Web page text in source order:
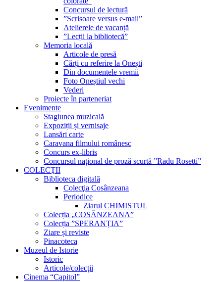
Concursul de lectură
”Scrisoare versus e-mail”
Atelierele de vacanță
”Lecții la bibliotecă”
Memoria locală
Articole de presă
Cărți cu referire la Onești
Din documentele vremii
Foto Oneștiul vechi
Vederi
Proiecte în parteneriat
Evenimente
Stagiunea muzicală
Expoziții și vernisaje
Lansări carte
Caravana filmului românesc
Concurs ex-libris
Concursul național de proză scurtă ”Radu Rosetti”
COLECŢII
Biblioteca digitală
Colecţia Cosânzeana
Periodice
Ziarul CHIMISTUL
Colecția „COSÂNZEANA”
Colecția ”SPERANȚIA”
Ziare și reviste
Pinacoteca
Muzeul de Istorie
Istoric
Articole/colecții
Cinema “Capitol”